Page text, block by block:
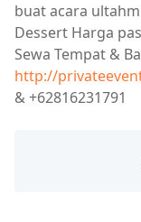
buat acara
Dessert Harga
Sewa Tempat &
http://
& +62816231791